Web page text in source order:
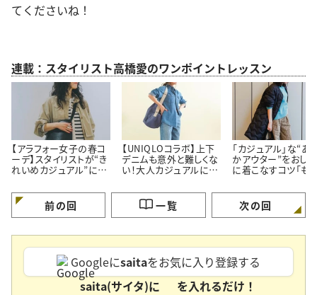
てくださいね！
連載：スタイリスト高橋愛のワンポイントレッスン
【アラフォー女子の春コ
ーデ】スタイリストが“き
れいめカジュアル”に欠
紹介
【UNIQLOコラボ】上下
デニムも意外と難しくな
い！大人カジュアルに着
術」
「カジュアル」な“あ
かアウター”をおし
に着こなすコツ「も
前の回 一覧 次の回
Googleにsaitaをお気に入り登録する
saita(サイタ)に
を入れるだけ！